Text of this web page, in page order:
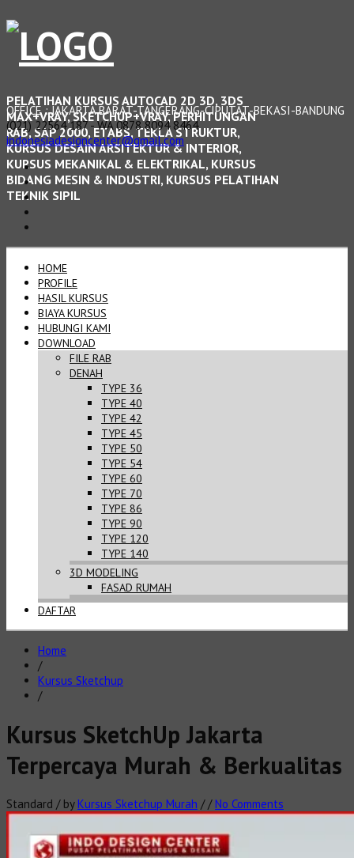
PELATIHAN KURSUS AUTOCAD 2D 3D, 3DS
MAX+VRAY, SKETCHUP+VRAY, PERHITUNGAN
RAB, SAP 2000, ETABS, TEKLA STRUKTUR,
KURSUS DESAIN ARSITEKTUR & INTERIOR,
KURSUS MEKANIKAL & ELEKTRIKAL, KURSUS
BIDANG MESIN & INDUSTRI, KURSUS PELATIHAN
TEKNIK SIPIL
OFFICE : JAKARTA BARAT-TANGERANG-CIPUTAT-BEKASI-BANDUNG
(021) 22564 187 - WA 0878 8094 8464
indonesiadesigncenter@gmail.com
HOME
PROFILE
HASIL KURSUS
BIAYA KURSUS
HUBUNGI KAMI
DOWNLOAD
FILE RAB
DENAH
TYPE 36
TYPE 40
TYPE 42
TYPE 45
TYPE 50
TYPE 54
TYPE 60
TYPE 70
TYPE 86
TYPE 90
TYPE 120
TYPE 140
3D MODELING
FASAD RUMAH
DAFTAR
Home
/
Kursus Sketchup
/
Kursus SketchUp Jakarta
Terpercaya Murah & Berkualitas
Standard / byKursus Sketchup Murah //No Comments